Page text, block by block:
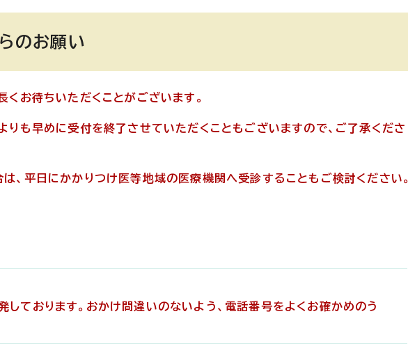
のお願い
お待ちいただくことがございます。
りも早めに受付を終了させていただくこともございますので、ご了承くださ
、平日にかかりつけ医等地域の医療機関へ受診することもご検討ください。
しております。おかけ間違いのないよう、電話番号をよくお確かめのう